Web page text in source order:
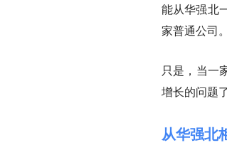
能从华强北
家普通公司。
只是，当一
增长的问题了
从华强北